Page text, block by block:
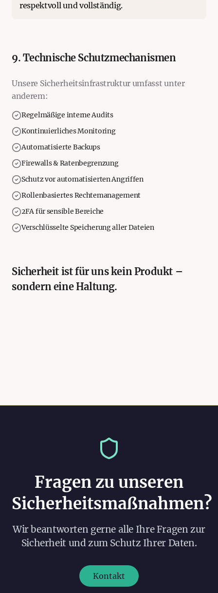
respektvoll und vollständig.
9. Technische Schutzmechanismen
Unsere Sicherheitsinfrastruktur umfasst unter
anderem:
Regelmäßige interne Audits
Kontinuierliches Monitoring
Automatisierte Backups
Firewalls & Ratenbegrenzung
Schutz vor automatisierten Angriffen
Rollenbasiertes Rechtemanagement
2FA für sensible Bereiche
Verschlüsselte Speicherung aller Dateien
Sicherheit ist für uns kein Produkt –
sondern eine Haltung.
Fragen zu unseren
Sicherheitsmaßnahmen?
Wir beantworten gerne alle Ihre Fragen zur
Sicherheit und zum Schutz Ihrer Daten.
Kontakt